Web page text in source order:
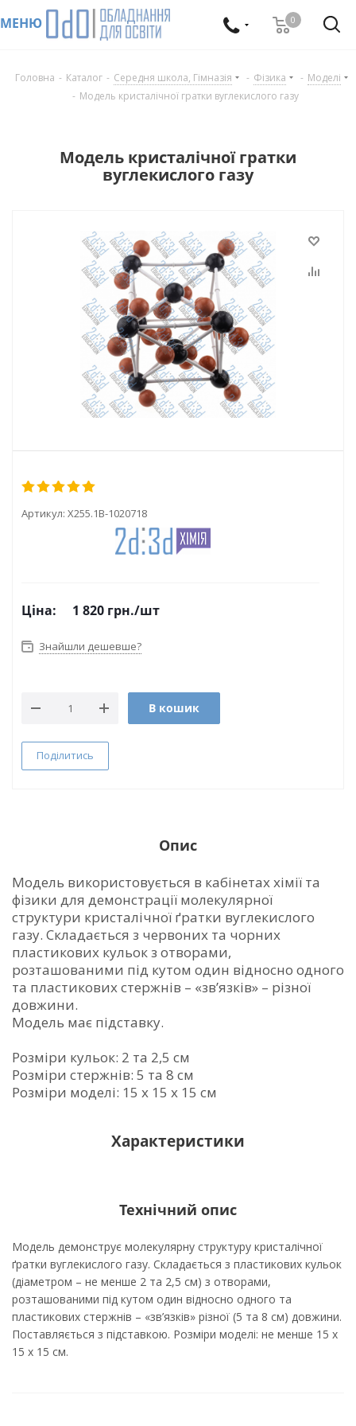
МЕНЮ 0
Головна - Каталог - Середня школа, Гімназія - Фізика - Моделі
- Модель кристалічної гратки вуглекислого газу
Модель кристалічної гратки
вуглекислого газу
Артикул: Х255.1В-1020718
Ціна: 1 820 грн./шт
Знайшли дешевше?
В кошик
Поділитись
Опис
Модель використовується в кабінетах хімії та
фізики для демонстрації молекулярної
структури кристалічної ґратки вуглекислого
газу. Складається з червоних та чорних
пластикових кульок з отворами,
розташованими під кутом один відносно одного
та пластикових стержнів – «зв’язків» – різної
довжини.
Модель має підставку.
Розміри кульок: 2 та 2,5 см
Розміри стержнів: 5 та 8 см
Розміри моделі: 15 х 15 х 15 см
Характеристики
Технічний опис
Модель демонструє молекулярну структуру кристалічної
ґратки вуглекислого газу. Складається з пластикових кульок
(діаметром – не менше 2 та 2,5 см) з отворами,
розташованими під кутом один відносно одного та
пластикових стержнів – «зв’язків» різної (5 та 8 см) довжини.
Поставляється з підставкою. Розміри моделі: не менше 15 х
15 х 15 см.